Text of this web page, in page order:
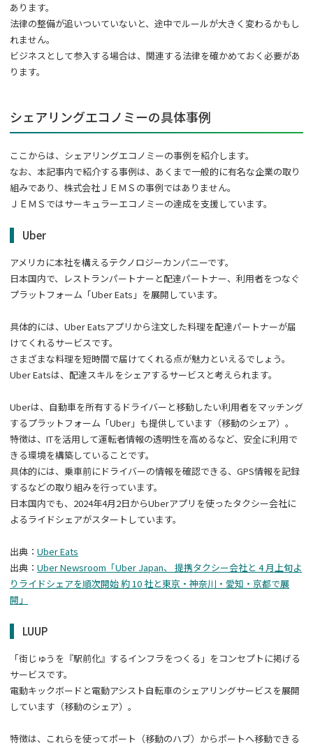
あります。
法律の整備が追いついていないと、途中でルールが大きく変わるかもし
れません。
ビジネスとして参入する場合は、関連する法律を確かめておく必要があ
ります。
シェアリングエコノミーの具体事例
ここからは、シェアリングエコノミーの事例を紹介します。
なお、本記事内で紹介する事例は、あくまで一般的に有名な企業の取り
組みであり、株式会社ＪＥＭＳの事例ではありません。
ＪＥＭＳではサーキュラーエコノミーの達成を支援しています。
Uber
アメリカに本社を構えるテクノロジーカンパニーです。
日本国内で、レストランパートナーと配達パートナー、利用者をつなぐ
プラットフォーム「Uber Eats」を展開しています。
具体的には、Uber Eatsアプリから注文した料理を配達パートナーが届
けてくれるサービスです。
さまざまな料理を短時間で届けてくれる点が魅力といえるでしょう。
Uber Eatsは、配達スキルをシェアするサービスと考えられます。
Uberは、自動車を所有するドライバーと移動したい利用者をマッチング
するプラットフォーム「Uber」も提供しています（移動のシェア）。
特徴は、ITを活用して運転者情報の透明性を高めるなど、安全に利用で
きる環境を構築していることです。
具体的には、乗車前にドライバーの情報を確認できる、GPS情報を記録
するなどの取り組みを行っています。
日本国内でも、2024年4月2日からUberアプリを使ったタクシー会社に
よるライドシェアがスタートしています。
出典： Uber Eats
出典： Uber Newsroom「Uber Japan、 提携タクシー会社と 4 月上旬よ
りライドシェアを順次開始 約 10 社と東京・神奈川・愛知・京都で展
開」
LUUP
「街じゅうを『駅前化』するインフラをつくる」をコンセプトに掲げる
サービスです。
電動キックボードと電動アシスト自転車のシェアリングサービスを展開
しています（移動のシェア）。
特徴は、これらを使ってポート（移動のハブ）からポートへ移動できる